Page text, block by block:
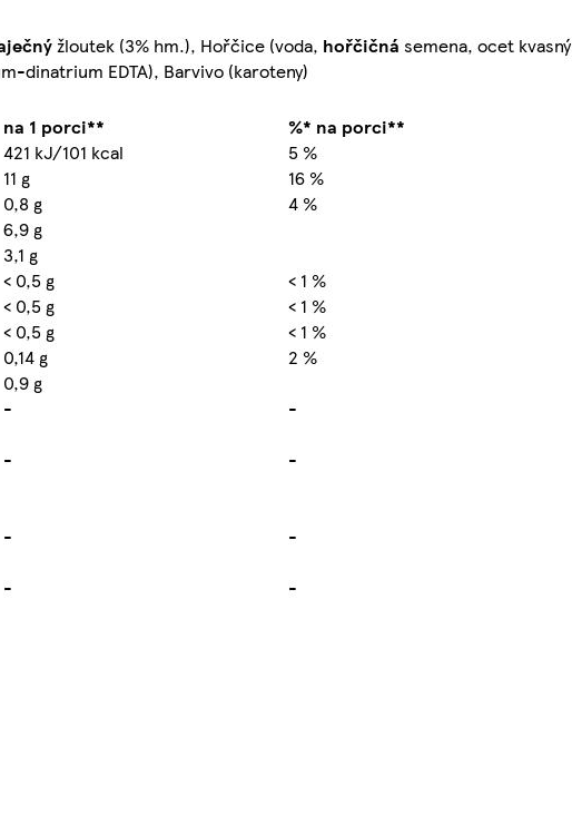
žloutek (3% hm.), Hořčice (voda, hořčičná semena, ocet kvasný
dinatrium EDTA), Barvivo (karoteny)
na 1 porci**
%* na porci**
421 kJ/101 kcal
5 %
11 g
16 %
0,8 g
4 %
6,9 g
3,1 g
< 0,5 g
< 1 %
< 0,5 g
< 1 %
< 0,5 g
< 1 %
0,14 g
2 %
0,9 g
-
-
- -
-
-
- -